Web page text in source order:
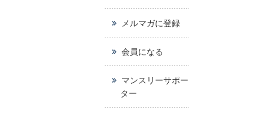
メルマガに登録
会員になる
マンスリーサポー
ター